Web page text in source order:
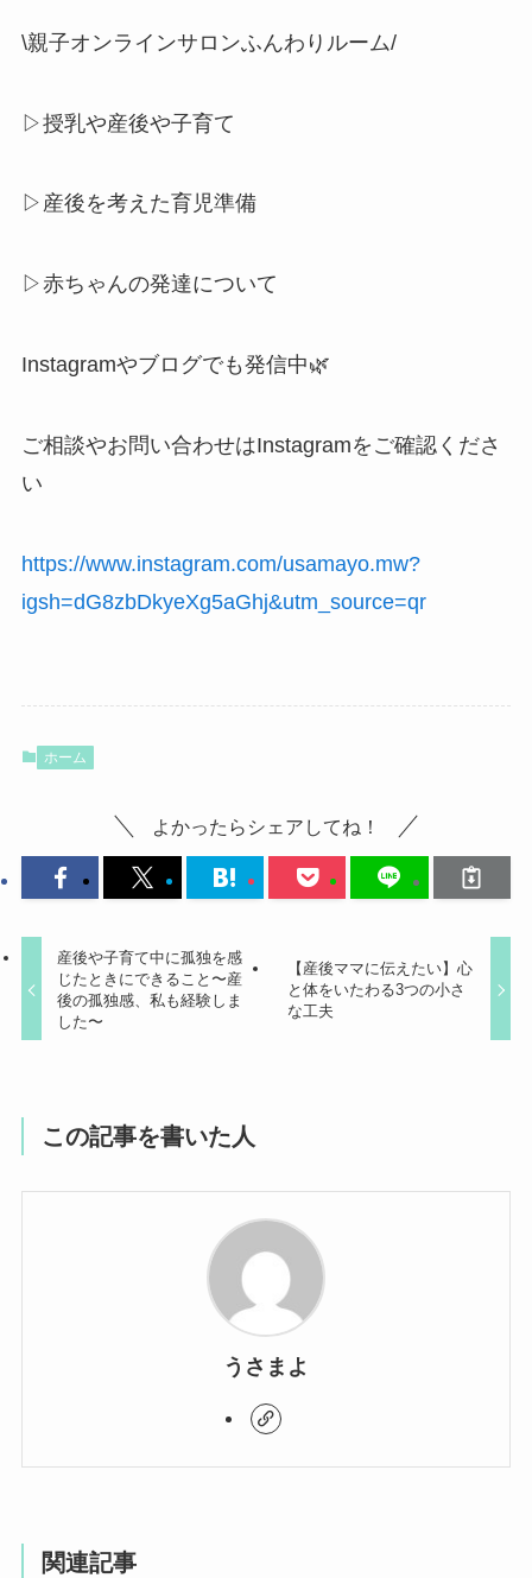
\親子オンラインサロンふんわりルーム/
▷授乳や産後や子育て
▷産後を考えた育児準備
▷赤ちゃんの発達について
Instagramやブログでも発信中🌿
ご相談やお問い合わせはInstagramをご確認くださ
い
https://www.instagram.com/usamayo.mw?
igsh=dG8zbDkyeXg5aGhj&utm_source=qr
ホーム
よかったらシェアしてね！
産後や子育て中に孤独を感
じたときにできること〜産
後の孤独感、私も経験しま
した〜
【産後ママに伝えたい】心
と体をいたわる3つの小さ
な工夫
この記事を書いた人
うさまよ
関連記事